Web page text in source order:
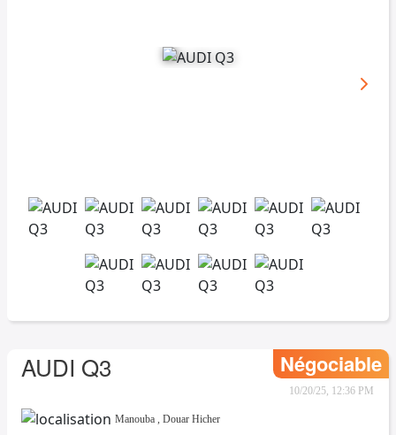
AUDI Q3 Négociable
10/20/25, 12:36 PM
Manouba , Douar Hicher